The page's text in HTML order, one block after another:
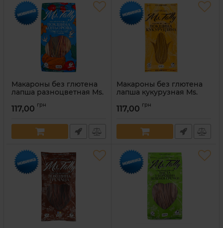
Макароны без глютена
лапша разноцветная Ms.
Артикул: 4820216951561
117,00 грн
Макароны без глютена
лапша кукурузная Ms.
Артикул: 4820216951578
117,00 грн